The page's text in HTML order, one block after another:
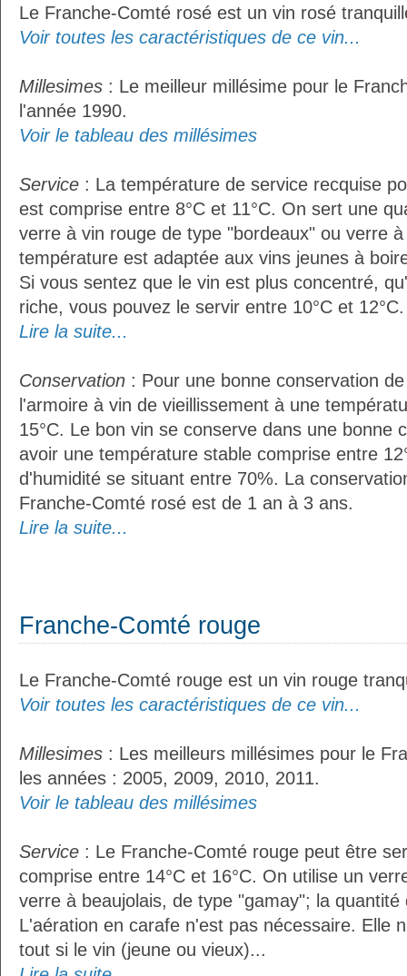
Le Franche-Comté rosé est un vin rosé
Voir toutes les caractéristiques de ce vin...
Millesimes : Le meilleur millésime pour le
l'année 1990.
Voir le tableau des millésimes
Service : La température de service recquise
est comprise entre 8°C et 11°C. On sert une
verre à vin rouge de type "bordeaux" ou verre
température est adaptée aux vins jeunes à
Si vous sentez que le vin est plus concentré,
riche, vous pouvez le servir entre 10°C et
Lire la suite...
Conservation : Pour une bonne conservation
l'armoire à vin de vieillissement à une
15°C. Le bon vin se conserve dans une bonne
avoir une température stable comprise entre
d'humidité se situant entre 70%. La
Franche-Comté rosé est de 1 an à 3 ans.
Lire la suite...
Franche-Comté rouge
Le Franche-Comté rouge est un vin rouge
Voir toutes les caractéristiques de ce vin...
Millesimes : Les meilleurs millésimes pour le
les années : 2005, 2009, 2010, 2011.
Voir le tableau des millésimes
Service : Le Franche-Comté rouge peut être
comprise entre 14°C et 16°C. On utilise un
verre à beaujolais, de type "gamay"; la
L'aération en carafe n'est pas nécessaire. Elle
tout si le vin (jeune ou vieux)...